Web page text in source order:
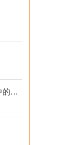
冷冻干燥机在热敏样品水分去除中的应用